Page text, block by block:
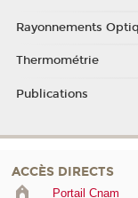
Rayonnements
Thermométrie
Publications
ACCÈS DIRECTS
Portail Cnam